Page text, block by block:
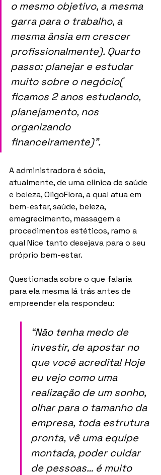
o mesmo objetivo, a mesma
garra para o trabalho, a
mesma ânsia em crescer
profissionalmente). Quarto
passo: planejar e estudar
muito sobre o negócio(
ficamos 2 anos estudando,
planejamento, nos
organizando
financeiramente)”.
A administradora é sócia,
atualmente, de uma clínica de saúde
e beleza, OligoFlora, a qual atua em
bem-estar, saúde, beleza,
emagrecimento, massagem e
procedimentos estéticos, ramo a
qual Nice tanto desejava para o seu
próprio bem-estar.
Questionada sobre o que falaria
para ela mesma lá trás antes de
empreender ela respondeu:
“Não tenha medo de
investir, de apostar no
que você acredita! Hoje
eu vejo como uma
realização de um sonho,
olhar para o tamanho da
empresa, toda estrutura
pronta, vê uma equipe
montada, poder cuidar
de pessoas… é muito